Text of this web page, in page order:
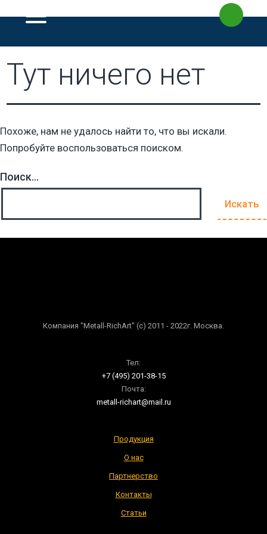
Перейти
Тут ничего нет
Похоже, нам не удалось найти то, что вы искали.
Попробуйте воспользоваться поиском.
Поиск…
Компания "Metall-RichArt" (c) 2011 - 2022г. Москва.
Тел:
+7 (495) 201-38-15
Почта:
metall-richart@mail.ru
Продукция
О нас
Партнерство
Контакты
Статьи